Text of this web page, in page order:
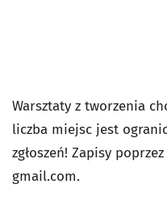
Warsztaty z tworzenia
liczba miejsc jest
zgłoszeń! Zapisy
gmail.com.